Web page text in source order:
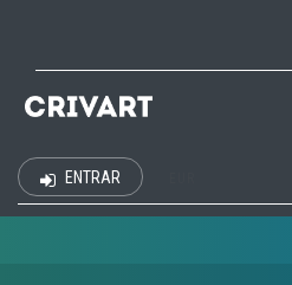
ENTRAR